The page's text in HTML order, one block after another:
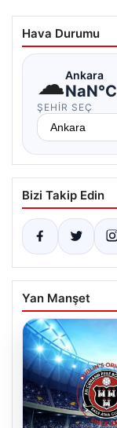
Hava Durumu
☁Ankara
NaN°C
ŞEHIR SEÇ
Bizi Takip Edin
Yan Manşet